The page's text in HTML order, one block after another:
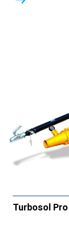
Turbosol Pro